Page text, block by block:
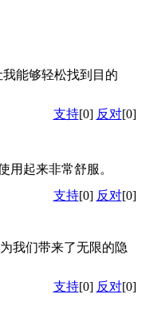
能够轻松找到目的
支持[0] 反对[0]
用起来非常舒服。
支持[0] 反对[0]
我们带来了无限的隐
支持[0] 反对[0]